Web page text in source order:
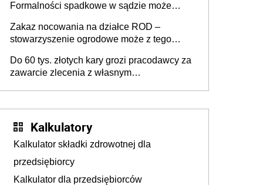
Formalności spadkowe w sądzie może
zmarłego
Zakaz nocowania na działce ROD –
stowarzyszenie ogrodowe może z tego
działki (wypowiedzieć dzierżawę)?
Do 60 tys. złotych kary grozi pracodawcy za
zawarcie zlecenia z własnym
Kalkulatory
Kalkulator składki zdrowotnej dla
przedsiębiorcy
Kalkulator dla przedsiębiorców